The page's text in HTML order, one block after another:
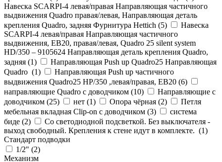
Навеска SCARPI-4 левая/правая Направляющая частичного
выдвижения Quadro правая/левая, Направляющая деталь
крепления Quadro, задняя Фурнитура Hettich (5)
Навеска
SCARPI-4 левая/правая Направляющая частичного
выдвижения, ЕВ20, правая/левая, Quadro 25 silent system
HD/350 – 9105624 Направляющая деталь крепления Quadro,
задняя (1)
Направляющая Push up Quadro25 Направляющая
Quadro (1)
Направляющая Push up частичного
выдвижения Quadro25 НР/350 ,левая/правая, ЕВ20 (6)
направляющие Quadro с доводчиком (10)
Направляющие с
доводчиком (25) нет (1) Опора чёрная (2)
Петля
мебельная вкладная Clip-on с доводчиком (3)
система
биде (2)
Со светодиодной подсветкой. Без выключателя -
выход свободный. Крепления к стене идут в комплекте. (1)
Стандарт подводки
1/2" (2)
Механизм